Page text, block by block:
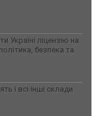
Україні ліцензію на
безпека та
і всі інші склади